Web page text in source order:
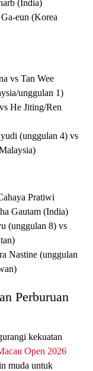
(India)
eun (Korea
vs Tan Wee
unggulan 1)
He Jiting/Ren
(unggulan 4) vs
Pratiwi
Gautam (India)
(unggulan 8) vs
Nastine (unggulan
Perburuan
kekuatan
Open 2026
muda untuk